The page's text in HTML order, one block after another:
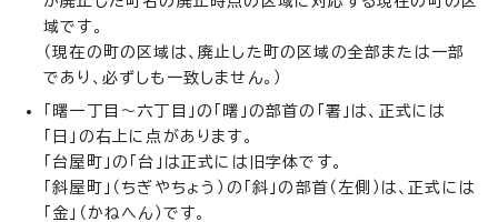
域です。
（現在の町の区域は、廃止した町の区域の全部または一部
であり、必ずしも一致しません。）
「曙一丁目～六丁目」の「曙」の部首の「署」は、正式には
「日」の右上に点があります。
「台屋町」の「台」は正式には旧字体です。
「斜屋町」（ちぎやちょう）の「斜」の部首（左側）は、正式には
「金」（かねへん）です。